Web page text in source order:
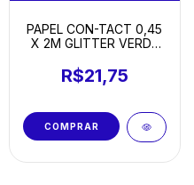
PAPEL CON-TACT 0,45
X 2M GLITTER VERDE
R$21,75